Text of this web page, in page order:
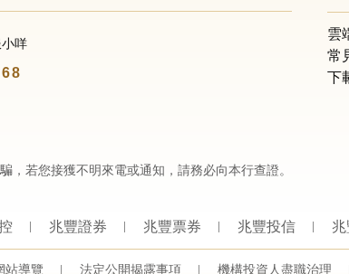
咩
若您接獲不明來電或通知，請務必向本行查證。
雲
常
下
兆豐證券 兆豐票券 兆豐投信 兆
站導覽 法定公開揭露事項 機構投資人盡職治理